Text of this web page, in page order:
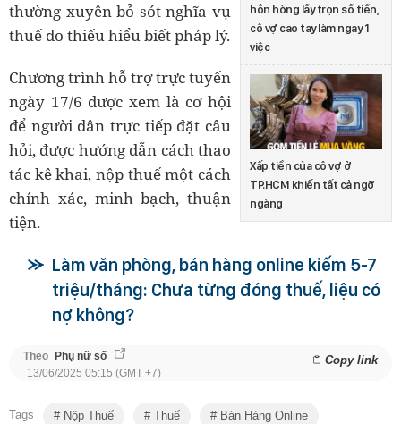
hôn hòng lấy trọn số tiền,
cô vợ cao tay làm ngay 1
việc
Xấp tiền của cô vợ ở
TP.HCM khiến tất cả ngỡ
ngàng
thường xuyên bỏ sót nghĩa vụ
thuế do thiếu hiểu biết pháp lý.
Chương trình hỗ trợ trực tuyến
ngày 17/6 được xem là cơ hội
để người dân trực tiếp đặt câu
hỏi, được hướng dẫn cách thao
tác kê khai, nộp thuế một cách
chính xác, minh bạch, thuận
tiện.
Làm văn phòng, bán hàng online kiếm 5-7
triệu/tháng: Chưa từng đóng thuế, liệu có
nợ không?
Theo Phụ nữ số Copy link
13/06/2025 05:15 (GMT +7)
Tags Nộp Thuế Thuế Bán Hàng Online